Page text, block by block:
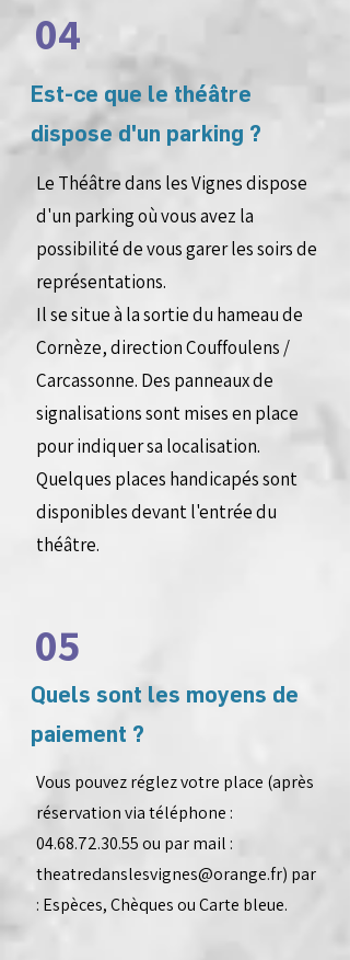
04
Est-ce que le théâtre
dispose d'un parking ?
Le Théâtre dans les Vignes dispose
d'un parking où vous avez la
possibilité de vous garer les soirs de
représentations.
Il se situe à la sortie du hameau de
Cornèze, direction Couffoulens /
Carcassonne. Des panneaux de
signalisations sont mises en place
pour indiquer sa localisation.
Quelques places handicapés sont
disponibles devant l'entrée du
théâtre.
05
Quels sont les moyens de
paiement ?
Vous pouvez réglez votre place (après
réservation via téléphone :
04.68.72.30.55ou par mail :
theatredanslesvignes@orange.fr) par
: Espèces, Chèques ou Carte bleue.